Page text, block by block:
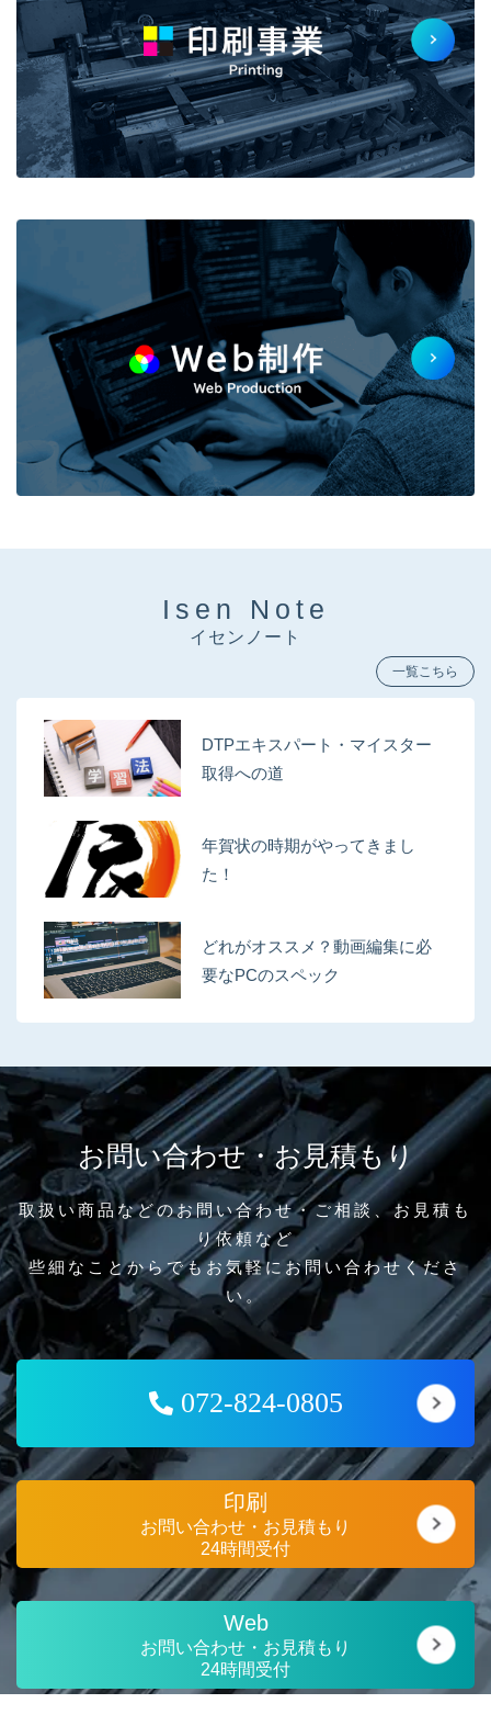
Isen Note
イセンノート
一覧こちら
DTPエキスパート・マイスター
取得への道
年賀状の時期がやってきまし
た！
どれがオススメ？動画編集に必
要なPCのスペック
お問い合わせ・お見積もり
取扱い商品などのお問い合わせ・ご相談、お見積も
り依頼など
些細なことからでもお気軽にお問い合わせくださ
い。
072-824-0805
印刷
お問い合わせ・お見積もり
24時間受付
Web
お問い合わせ・お見積もり
24時間受付